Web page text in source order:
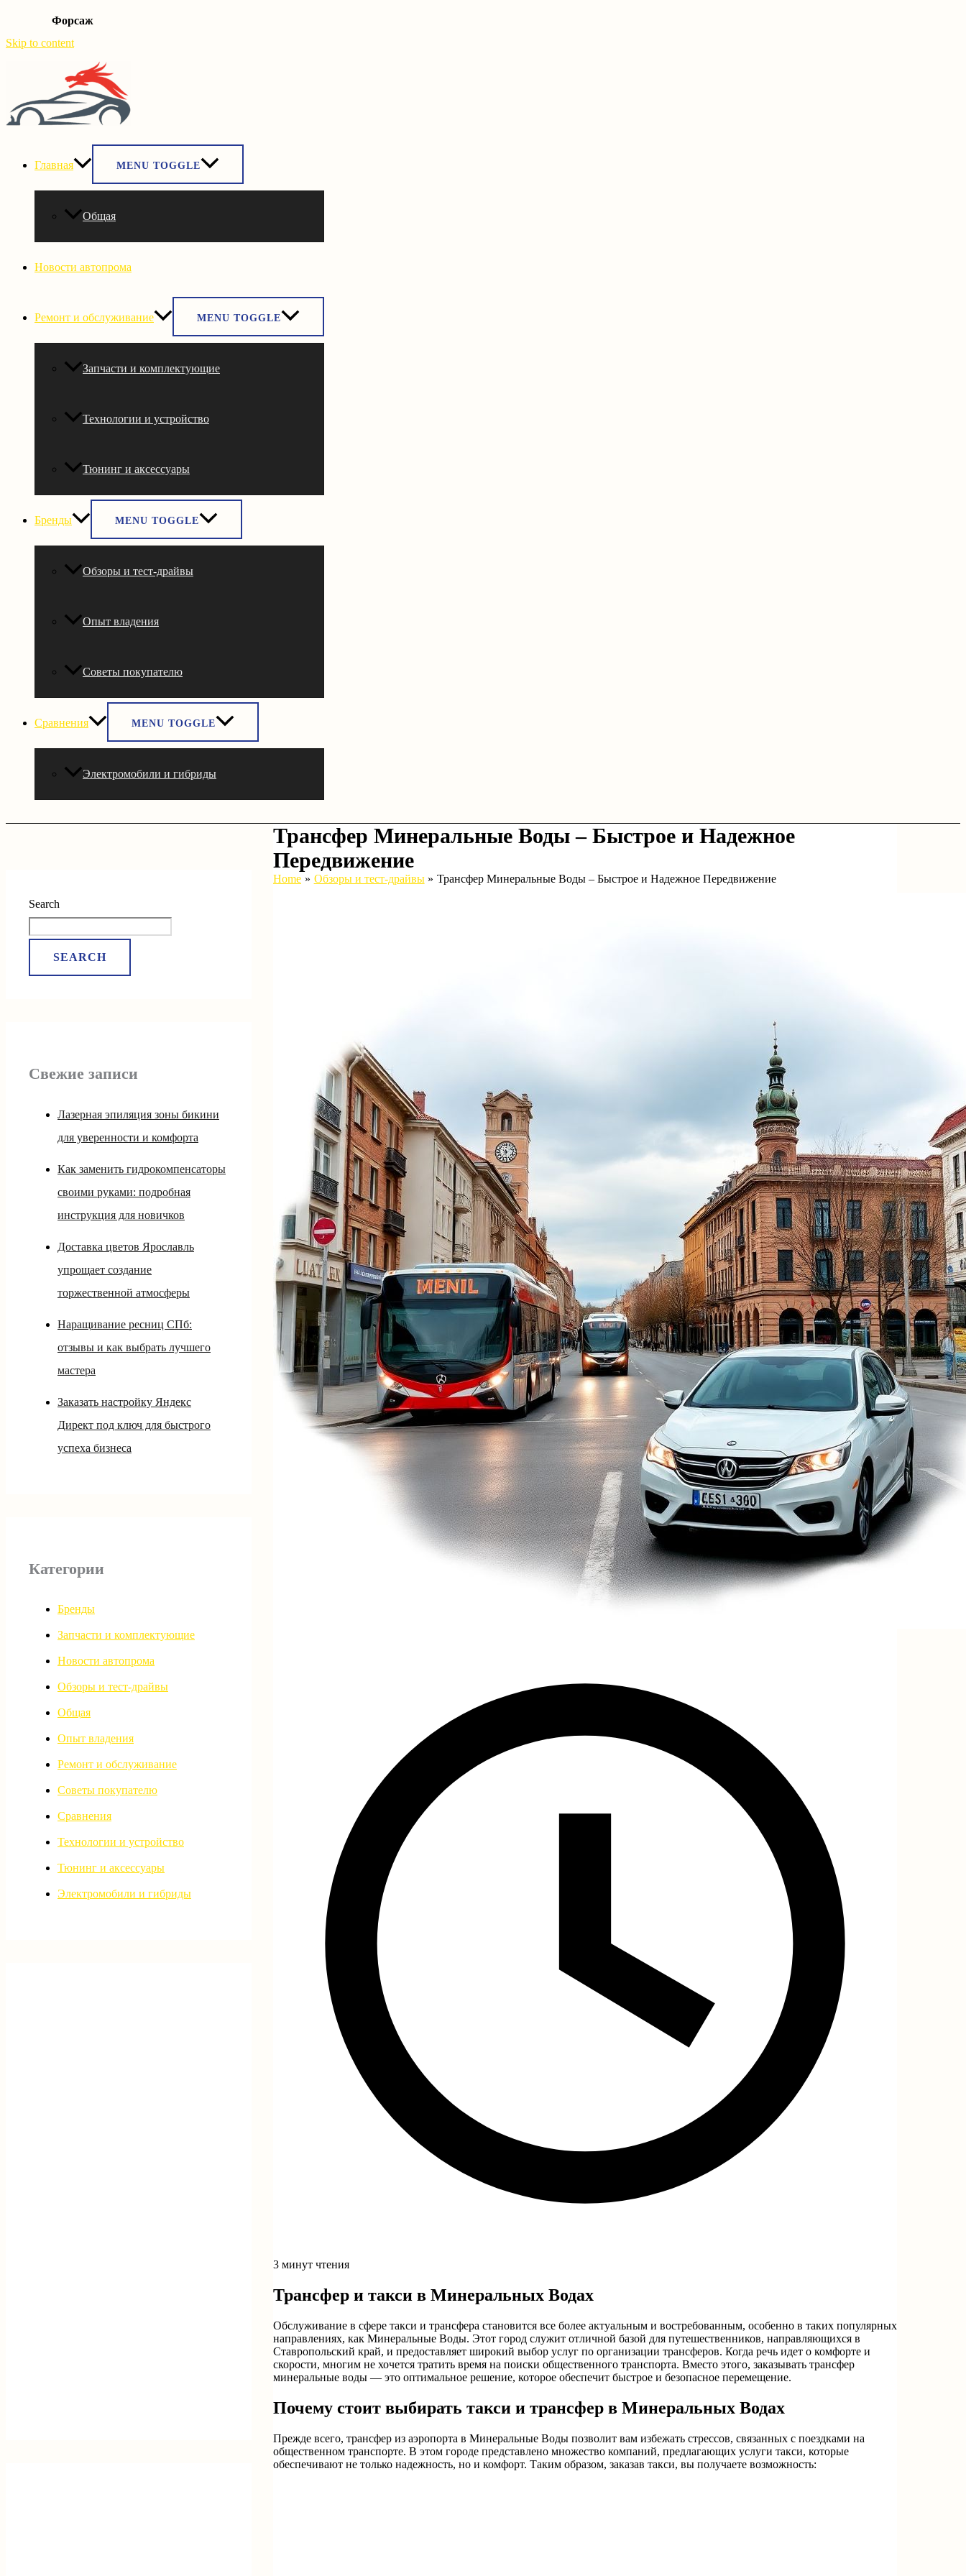
Форсаж
Skip to content
Главная MENU TOGGLE
Общая
Новости автопрома
Ремонт и обслуживание MENU TOGGLE
Запчасти и комплектующие
Технологии и устройство
Тюнинг и аксессуары
Бренды MENU TOGGLE
Обзоры и тест-драйвы
Опыт владения
Советы покупателю
Сравнения MENU TOGGLE
Электромобили и гибриды
Search
SEARCH
Свежие записи
Лазерная эпиляция зоны бикини
для уверенности и комфорта
Как заменить гидрокомпенсаторы
своими руками: подробная
инструкция для новичков
Доставка цветов Ярославль
упрощает создание
торжественной атмосферы
Наращивание ресниц СПб:
отзывы и как выбрать лучшего
мастера
Заказать настройку Яндекс
Директ под ключ для быстрого
успеха бизнеса
Категории
Бренды
Запчасти и комплектующие
Новости автопрома
Обзоры и тест-драйвы
Общая
Опыт владения
Ремонт и обслуживание
Советы покупателю
Сравнения
Технологии и устройство
Тюнинг и аксессуары
Электромобили и гибриды
Трансфер Минеральные Воды – Быстрое и Надежное
Передвижение
Home Обзоры и тест-драйвы Трансфер Минеральные Воды – Быстрое и Надежное Передвижение
3 минут чтения
Трансфер и такси в Минеральных Водах
Обслуживание в сфере такси и трансфера становится все более актуальным и востребованным, особенно в таких популярных
направлениях, как Минеральные Воды. Этот город служит отличной базой для путешественников, направляющихся в
Ставропольский край, и предоставляет широкий выбор услуг по организации трансферов. Когда речь идет о комфорте и
скорости, многим не хочется тратить время на поиски общественного транспорта. Вместо этого, заказывать трансфер
минеральные воды — это оптимальное решение, которое обеспечит быстрое и безопасное перемещение.
Почему стоит выбирать такси и трансфер в Минеральных Водах
Прежде всего, трансфер из аэропорта в Минеральные Воды позволит вам избежать стрессов, связанных с поездками на
общественном транспорте. В этом городе представлено множество компаний, предлагающих услуги такси, которые
обеспечивают не только надежность, но и комфорт. Таким образом, заказав такси, вы получаете возможность: